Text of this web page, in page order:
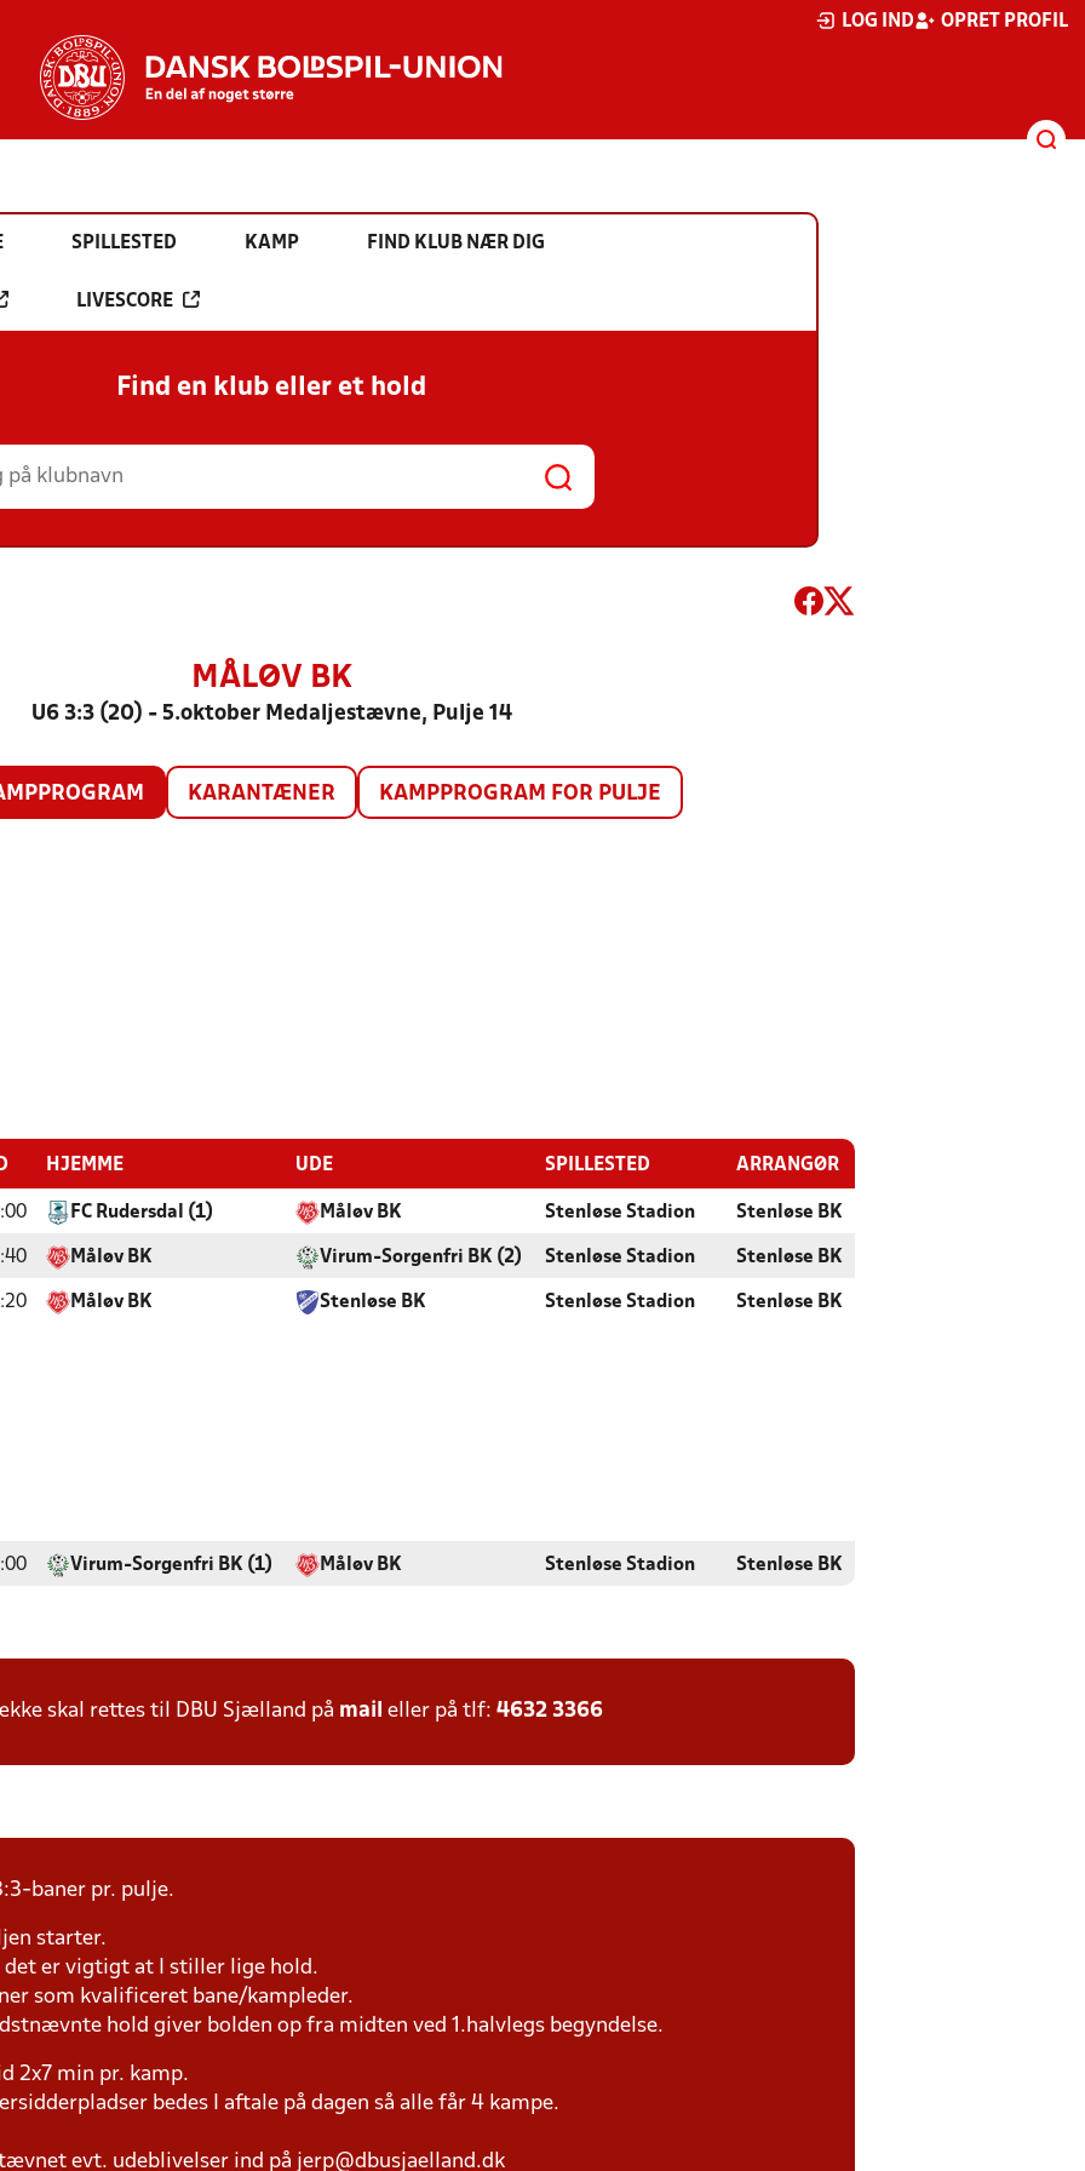
LOG IND OPRET PROFIL
SPILLESTED KAMP FIND KLUB NÆR DIG
LIVESCORE
Find en klub eller et hold
MÅLØV BK
U6 3:3 (20) - 5.oktober Medaljestævne, Pulje 14
KARANTÆNER KAMPPROGRAM FOR PULJE
HJEMME UDE SPILLESTED ARRANGØR
FC Rudersdal (1) Måløv BK Stenløse Stadion Stenløse BK
Måløv BK Virum-Sorgenfri BK (2) Stenløse Stadion Stenløse BK
Måløv BK Stenløse BK Stenløse Stadion Stenløse BK
Virum-Sorgenfri BK (1) Måløv BK Stenløse Stadion Stenløse BK
skal rettes til DBU Sjælland på mail eller på tlf: 4632 3366
baner pr. pulje.
starter.
det er vigtigt at I stiller lige hold.
som kvalificeret bane/kampleder.
hold giver bolden op fra midten ved 1.halvlegs begyndelse.
2x7 min pr. kamp.
bedes I aftale på dagen så alle får 4 kampe.
evt. udeblivelser ind på jerp@dbusjaelland.dk